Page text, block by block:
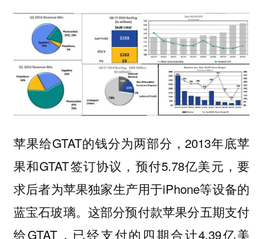
苹果给GTAT的钱分为两部分，2013年底苹
果和GTAT签订协议，预付5.78亿美元，要
求后者为苹果独家生产用于iPhone等设备的
蓝宝石玻璃。这部分预付款苹果分五期支付
给GTAT，已经支付的四期合计4.39亿美